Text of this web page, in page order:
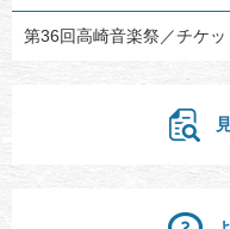
第36回高崎音楽祭／チケ